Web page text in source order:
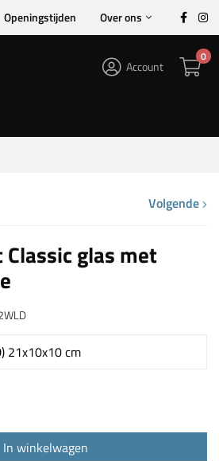
Openingstijden Over ons
0
Account
Volgende
glas met
21x10x10 cm
In winkelwagen